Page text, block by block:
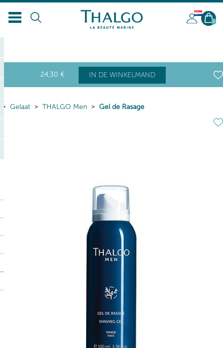
NL
0
24,30 € IN DE WINKELMAND
Gelaat THALGO Men Gel de Rasage